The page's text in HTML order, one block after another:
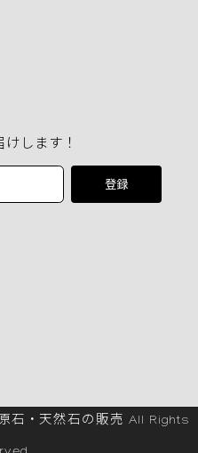
します！
登録
石・天然石の販売 All Rights